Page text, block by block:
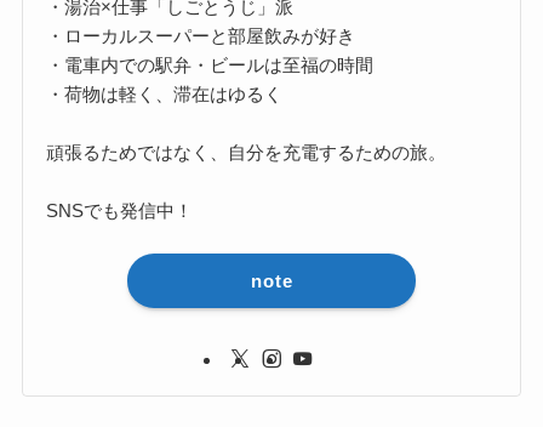
・湯治×仕事「しごとうじ」派
・ローカルスーパーと部屋飲みが好き
・電車内での駅弁・ビールは至福の時間
・荷物は軽く、滞在はゆるく
頑張るためではなく、自分を充電するための旅。
SNSでも発信中！
note